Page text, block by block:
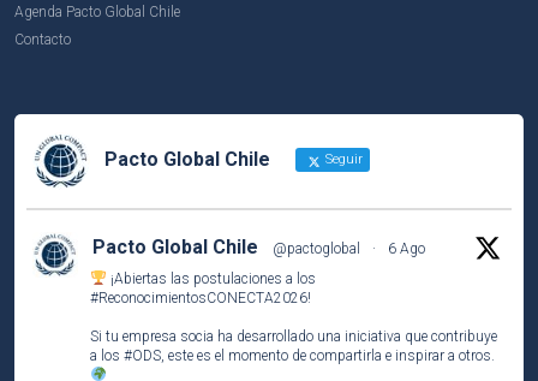
Agenda Pacto Global Chile
Contacto
Pacto Global Chile Seguir
Pacto Global Chile @pactoglobal ·
6 Ago
¡Abiertas las postulaciones a los
#ReconocimientosCONECTA2026!
Si tu empresa socia ha desarrollado una iniciativa que contribuye
a los #ODS , este es el momento de compartirla e inspirar a otros.